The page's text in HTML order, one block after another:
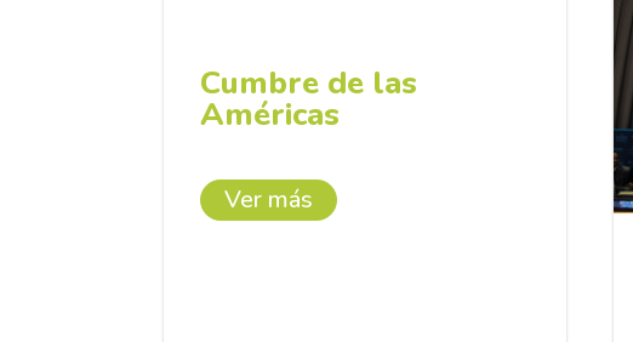
Cumbre de las
Américas
Ver más